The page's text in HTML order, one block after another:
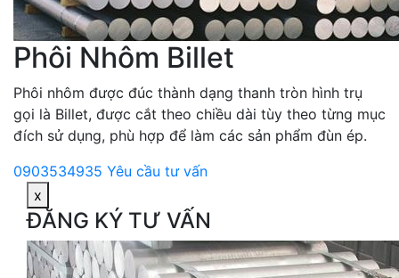
Phôi Nhôm Billet
Phôi nhôm được đúc thành dạng thanh tròn hình trụ
gọi là Billet, được cắt theo chiều dài tùy theo từng mục
đích sử dụng, phù hợp để làm các sản phẩm đùn ép.
0903534935 Yêu cầu tư vấn
x
ĐĂNG KÝ TƯ VẤN